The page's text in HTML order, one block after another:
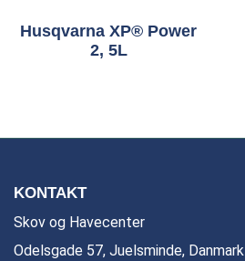
Husqvarna XP® Power
2, 5L
KONTAKT
Skov og Havecenter
Odelsgade 57, Juelsminde, Danmark